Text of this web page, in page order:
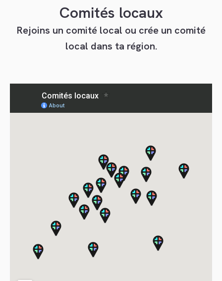
Comités locaux
Rejoins un comité local ou crée un comité
local dans ta région.